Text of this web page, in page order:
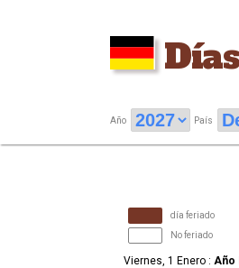
Año País
día feriado
No feriado
Viernes, 1 Enero :Año